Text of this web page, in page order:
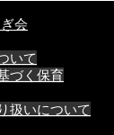
会
いて
づく保育
扱いについて